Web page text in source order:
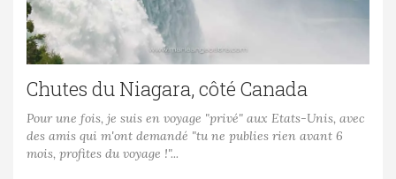
Chutes du Niagara, côté Canada
Pour une fois, je suis en voyage "privé" aux Etats-Unis, avec
des amis qui m'ont demandé "tu ne publies rien avant 6
mois, profites du voyage !"...